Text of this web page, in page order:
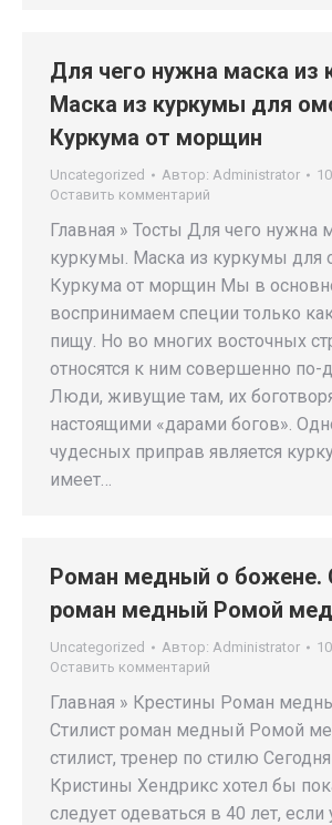
Для чего нужна маска из
Маска из куркумы для
Куркума от морщин
Uncategorized Автор: Administrator
Оставить комментарий
Главная » Тосты Для чего нужна
куркумы. Маска из куркумы для
Куркума от морщин Мы в
воспринимаем специи только
пищу. Но во многих восточных
относятся к ним совершенно по-
Люди, живущие там, их
настоящими «дарами богов».
чудесных приправ является
имеет…
Роман медный о божене.
роман медный Ромой
Uncategorized Автор: Administrator
Оставить комментарий
Главная » Крестины Роман
Стилист роман медный Ромой
стилист, тренер по стилю
Кристины Хендрикс хотел бы
следует одеваться в 40 лет, если